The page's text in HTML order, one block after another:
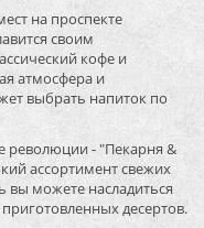
на проспекте
своим
кофе и
атмосфера и
выбрать напиток по
революции - "Пекарня &
ассортимент свежих
вы можете насладиться
десертов.